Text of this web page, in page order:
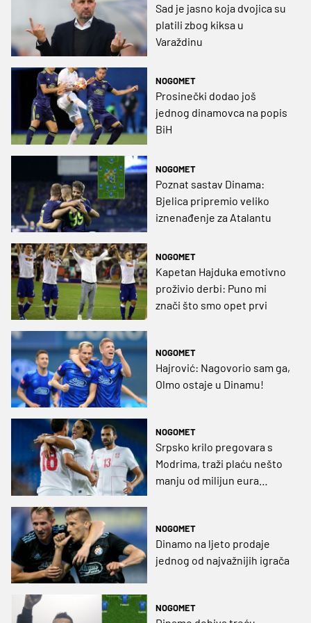
Sad je jasno koja dvojica su
platili zbog kiksa u
Varaždinu
NOGOMET
Prosinečki dodao još
jednog dinamovca na popis
BiH
NOGOMET
Poznat sastav Dinama:
Bjelica pripremio veliko
iznenađenje za Atalantu
NOGOMET
Kapetan Hajduka emotivno
proživio derbi: Puno mi
znači što smo opet prvi
NOGOMET
Hajrović: Nagovorio sam ga,
Olmo ostaje u Dinamu!
NOGOMET
Srpsko krilo pregovara s
Modrima, traži plaću nešto
manju od milijun eura
NOGOMET
Dinamo na ljeto prodaje
jednog od najvažnijih igrača
NOGOMET